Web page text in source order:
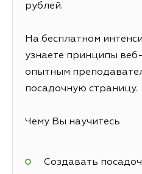
рублей.
На бесплатном
узнаете принципы
опытным
посадочную страницу.
Чему Вы научитесь
Создавать